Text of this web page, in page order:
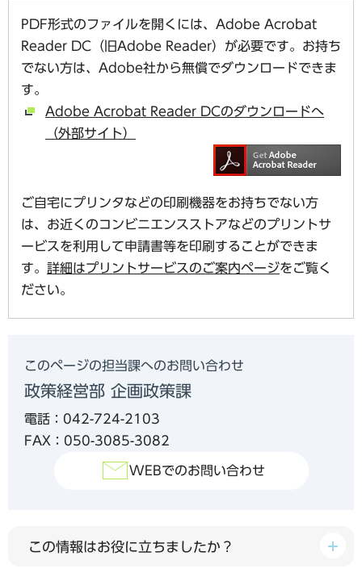
PDF形式のファイルを開くには、Adobe Acrobat
Reader DC（旧Adobe Reader）が必要です。お持ち
でない方は、Adobe社から無償でダウンロードできま
す。
Adobe Acrobat Reader DCのダウンロードへ
（外部サイト）
ご自宅にプリンタなどの印刷機器をお持ちでない方
は、お近くのコンビニエンスストアなどのプリントサ
ービスを利用して申請書等を印刷することができま
す。 詳細はプリントサービスのご案内ページをご覧く
ださい。
このページの担当課へのお問い合わせ
政策経営部 企画政策課
電話：042-724-2103
FAX：050-3085-3082
WEBでのお問い合わせ
この情報はお役に立ちましたか？